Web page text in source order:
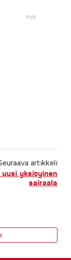
artikkeli
yksityinen
sairaala